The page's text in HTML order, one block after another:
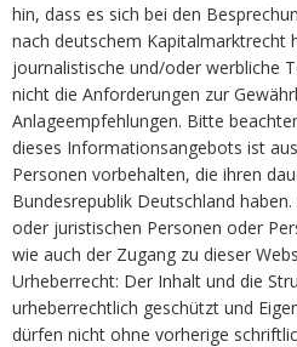
hin, dass es sich bei den
nach deutschem Kapitalmarktrecht
journalistische und/oder werbliche
nicht die Anforderungen zur
Anlageempfehlungen. Bitte
dieses Informationsangebots ist
Personen vorbehalten, die ihren
Bundesrepublik Deutschland
oder juristischen Personen oder
wie auch der Zugang zu dieser
Urheberrecht: Der Inhalt und die
urheberrechtlich geschützt und
dürfen nicht ohne vorherige